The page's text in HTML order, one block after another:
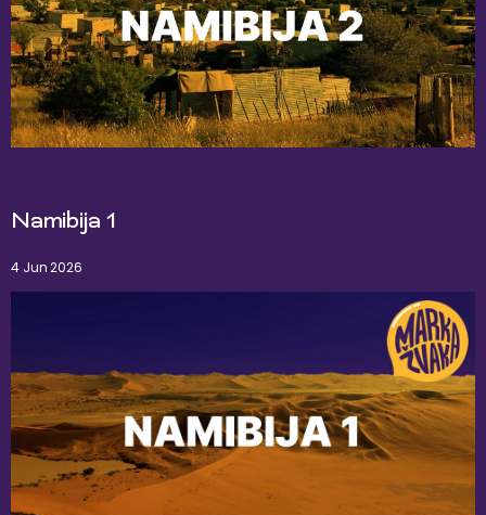
Namibija 1
4 Jun 2026